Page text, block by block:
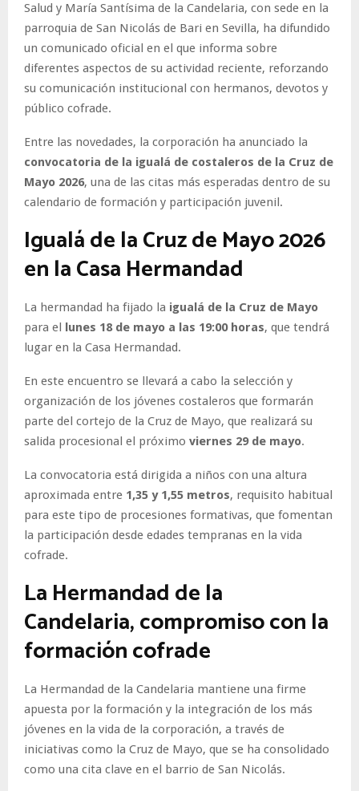
Salud y María Santísima de la Candelaria, con sede en la
parroquia de San Nicolás de Bari en Sevilla, ha difundido
un comunicado oficial en el que informa sobre
diferentes aspectos de su actividad reciente, reforzando
su comunicación institucional con hermanos, devotos y
público cofrade.
Entre las novedades, la corporación ha anunciado la
convocatoria de la igualá de costaleros de la Cruz de
Mayo 2026, una de las citas más esperadas dentro de su
calendario de formación y participación juvenil.
Igualá de la Cruz de Mayo 2026
en la Casa Hermandad
La hermandad ha fijado la igualá de la Cruz de Mayo
para el lunes 18 de mayo a las 19:00 horas, que tendrá
lugar en la Casa Hermandad.
En este encuentro se llevará a cabo la selección y
organización de los jóvenes costaleros que formarán
parte del cortejo de la Cruz de Mayo, que realizará su
salida procesional el próximo viernes 29 de mayo.
La convocatoria está dirigida a niños con una altura
aproximada entre 1,35 y 1,55 metros, requisito habitual
para este tipo de procesiones formativas, que fomentan
la participación desde edades tempranas en la vida
cofrade.
La Hermandad de la
Candelaria, compromiso con la
formación cofrade
La Hermandad de la Candelaria mantiene una firme
apuesta por la formación y la integración de los más
jóvenes en la vida de la corporación, a través de
iniciativas como la Cruz de Mayo, que se ha consolidado
como una cita clave en el barrio de San Nicolás.